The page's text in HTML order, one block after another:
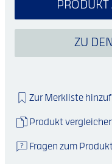
PRODUKT
ZU
Zur Merkliste
Produkt
Fragen zum